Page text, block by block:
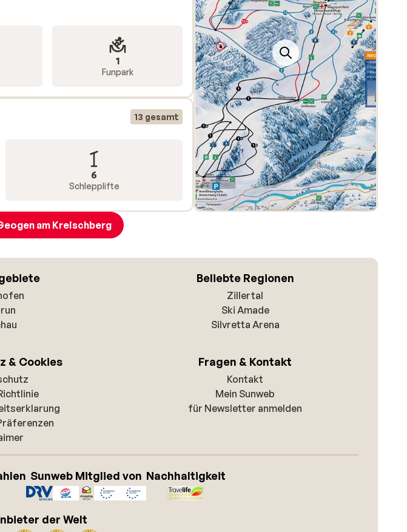
1
Funpark
13 gesamt
6
Schlepplifte
am Kreischberg
Beliebte Regionen
Zillertal
Ski Amade
Silvretta Arena
& Cookies Fragen & Kontakt
Kontakt
Mein Sunweb
für Newsletter anmelden
Sunweb Mitglied von Nachhaltigkeit
der Welt